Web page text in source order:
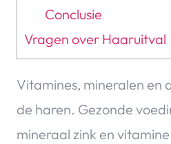
Conclusie
Vragen over Haaruitval
Vitamines, mineralen en
de haren. Gezonde
mineraal zink en